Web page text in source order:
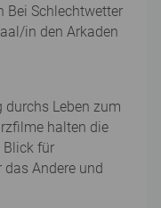
Bei Schlechtwetter
in den Arkaden
durchs Leben zum
halten die
Blick für
Andere und